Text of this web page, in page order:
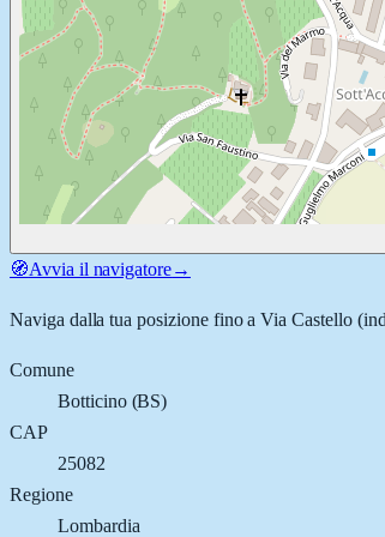
🧭Avvia il navigatore→
Naviga dalla tua posizione fino aVia Castello
Comune
Botticino(BS)
CAP
25082
Regione
Lombardia